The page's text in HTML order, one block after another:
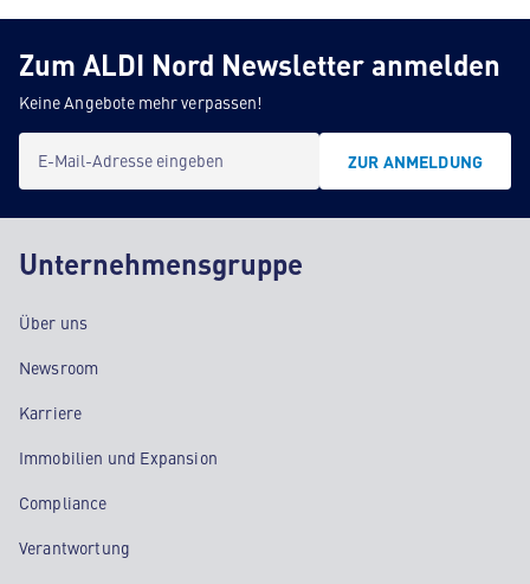
Zum ALDI Nord Newsletter anmelden
Keine Angebote mehr verpassen!
E-Mail-Adresse eingeben ZUR ANMELDUNG
Unternehmensgruppe
Über uns
Newsroom
Karriere
Immobilien und Expansion
Compliance
Verantwortung